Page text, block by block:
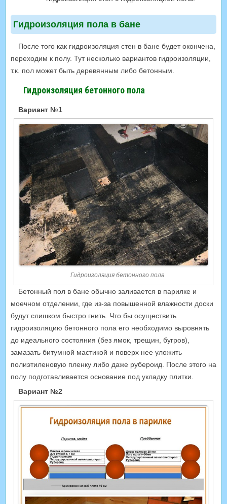
Гидроизоляция пола в бане
После того как гидроизоляция стен в бане будет окончена,
переходим к полу. Тут несколько вариантов гидроизоляции,
т.к. пол может быть деревянным либо бетонным.
Гидроизоляция бетонного пола
Вариант №1
Гидроизоляция бетонного пола
Бетонный пол в бане обычно заливается в парилке и
моечном отделении, где из-за повышенной влажности доски
будут слишком быстро гнить. Что бы осуществить
гидроизоляцию бетонного пола его необходимо выровнять
до идеального состояния (без ямок, трещин, бугров),
замазать битумной мастикой и поверх нее уложить
полиэтиленовую пленку либо даже рубероид. После этого на
полу подготавливается основание под укладку плитки.
Вариант №2